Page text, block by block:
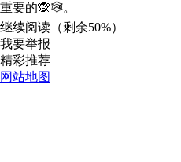
重要的🙊🕸。
继续阅读（剩余50%）
我要举报
精彩推荐
网站地图